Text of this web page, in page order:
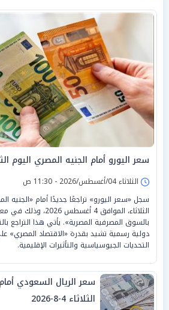
سعر اليورو أمام الجنيه المصري اليوم الثلاثاء
الثلاثاء 04/أغسطس/2026 - 11:30 ص
سجل «سعر اليورو» تراجعًا جديدًا أمام «الجنيه
الثلاثاء، الموافق 4
بالسوق المصرفية المصرية». يأتي هذا التراجع
دولية رسمية تشيد بقدرة «الاقتصاد المصري»
التحديات الجيوسياسية والتأثيرات الإقليمية.
سعر الريال السعودي
الثلاثاء 4-8-2026